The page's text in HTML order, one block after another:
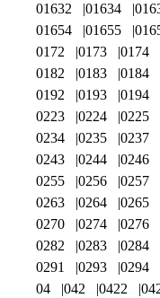
01632 01634
01654
01655
0172
0173 0174
0182
0183 0184
0192
0193 0194
0223
0224 0225
0234
0235 0237
0243
0244 0246
0255
0256 0257
0263
0264 0265
0270
0274 0276
0282
0283 0284
0291
0293 0294
04
042 0422